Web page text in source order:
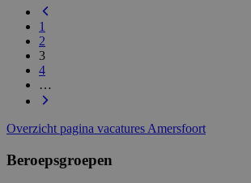
1
2
3
4
…
Overzicht pagina vacatures Amersfoort
Beroepsgroepen